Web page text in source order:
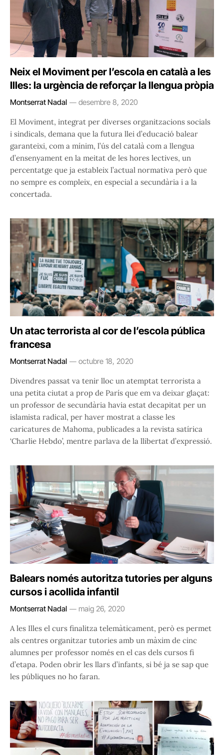
Neix el Moviment per l’escola en català a les
Illes: la urgència de reforçar la llengua pròpia
Montserrat Nadal desembre 8, 2020
El Moviment, integrat per diverses organitzacions socials
i sindicals, demana que la futura llei d’educació balear
garanteixi, com a mínim, l’ús del català com a llengua
d’ensenyament en la meitat de les hores lectives, un
percentatge que ja estableix l’actual normativa però que
no sempre es compleix, en especial a secundària i a la
concertada.
Un atac terrorista al cor de l’escola pública
francesa
Montserrat Nadal octubre 18, 2020
Divendres passat va tenir lloc un atemptat terrorista a
una petita ciutat a prop de París que em va deixar glaçat:
un professor de secundària havia estat decapitat per un
islamista radical, per haver mostrat a classe les
caricatures de Mahoma, publicades a la revista satírica
‘Charlie Hebdo’, mentre parlava de la llibertat d’expressió.
Balears només autoritza tutories per alguns
cursos i acollida infantil
Montserrat Nadal maig 26, 2020
A les Illes el curs finalitza telemàticament, però es permet
als centres organitzar tutories amb un màxim de cinc
alumnes per professor només en el cas dels cursos fi
d’etapa. Poden obrir les llars d’infants, si bé ja se sap que
les públiques no ho faran.